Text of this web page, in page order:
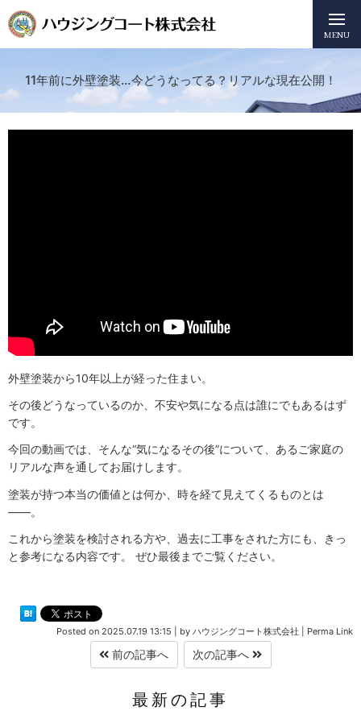
MENU
11年前に外壁塗装…今どうなってる？リアルな現在公開！
外壁塗装から10年以上が経った住まい。
その後どうなっているのか、不安や気になる点は誰にでもあるはず
です。
今回の動画では、そんな“気になるその後”について、あるご家庭の
リアルな声を通してお届けします。
塗装が持つ本当の価値とは何か、時を経て見えてくるものとは
――。
これから塗装を検討される方や、過去に工事をされた方にも、きっ
と参考になる内容です。 ぜひ最後までご覧ください。
Posted on 2025.07.19 13:15 by ハウジングコート株式会社 Perma Link
前の記事へ 次の記事へ
最新の記事